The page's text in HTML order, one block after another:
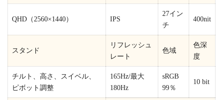
QHD（2560×1440） IPS
27イン
チ
400nit
スタンド
リフレッシュ
レート
色域
色深
度
チルト、高さ、スイベル、
ピボット調整
165Hz/最大
180Hz
sRGB
99％
10 bit